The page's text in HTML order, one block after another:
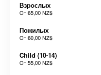
Взрослых
От65,00 NZ$
Пожилых
От60,00 NZ$
Child (10-14)
От55,00 NZ$